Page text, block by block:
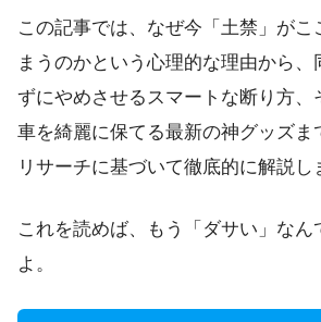
この記事では、なぜ今「土禁」がこ
まうのかという心理的な理由から、
ずにやめさせるスマートな断り方、
車を綺麗に保てる最新の神グッズま
リサーチに基づいて徹底的に解説し
これを読めば、もう「ダサい」なん
よ。